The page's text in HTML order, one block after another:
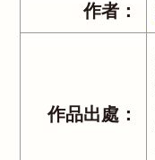
作者：
作品出處：